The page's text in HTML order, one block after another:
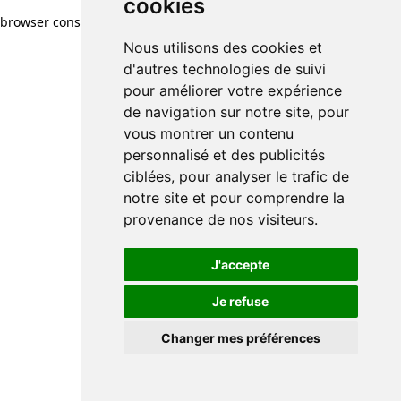
cookies
Nous utilisons des cookies et
d'autres technologies de suivi
pour améliorer votre expérience
de navigation sur notre site, pour
vous montrer un contenu
personnalisé et des publicités
ciblées, pour analyser le trafic de
notre site et pour comprendre la
provenance de nos visiteurs.
J'accepte
Je refuse
Changer mes préférences
browser console for more information)